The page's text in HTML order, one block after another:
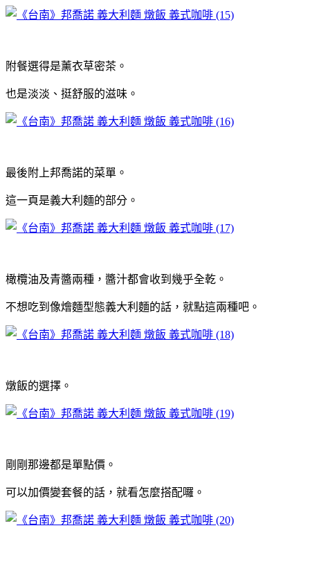
附餐選得是薰衣草密茶。
也是淡淡、挺舒服的滋味。
最後附上邦喬諾的菜單。
這一頁是義大利麵的部分。
橄欖油及青醬兩種，醬汁都會收到幾乎全乾。
不想吃到像燴麵型態義大利麵的話，就點這兩種吧。
燉飯的選擇。
剛剛那邊都是單點價。
可以加價變套餐的話，就看怎麼搭配囉。